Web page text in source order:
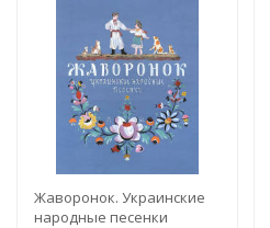
Жаворонок. Украинские
народные песенки